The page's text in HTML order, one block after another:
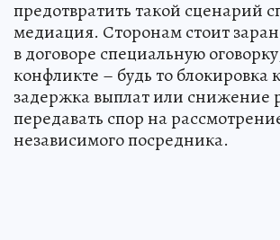
однотипными исками. По словам
предотвратить такой сценарий
медиация. Сторонам стоит
в договоре специальную
конфликте – будь то блокировка
задержка выплат или снижение
передавать спор на рассмотрение